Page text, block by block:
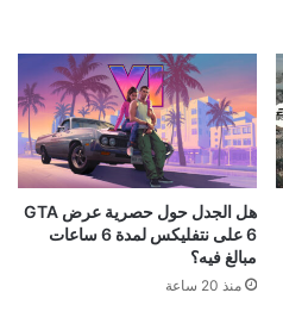
هل الجدل حول حصرية عرض GTA
6 على نتفليكس لمدة 6 ساعات
مبالغ فيه؟
منذ 20 ساعة